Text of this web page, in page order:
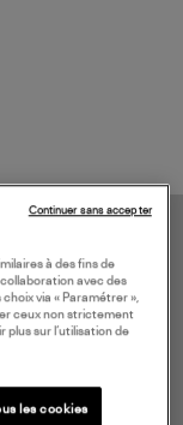
à des fins de
avec des
via « Paramétrer »,
ceux non strictement
plus sur l’utilisation de
les cookies
Continuer sans accepter